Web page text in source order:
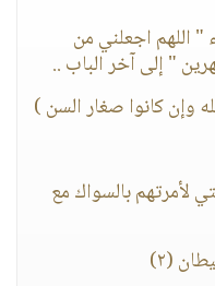
" اللهم اجعلني من
" إلى آخر الباب ‏..
وإن كانوا صغار السن )
لأمرتهم بالسواك مع
(٢)